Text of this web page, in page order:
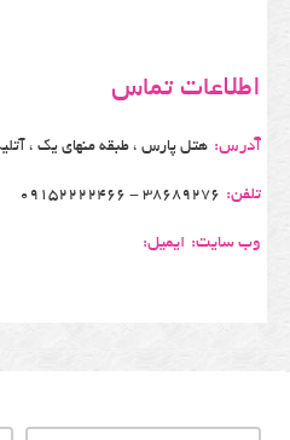
اطلاعات تماس
آدرس: هتل پارس ، طبقه منهای یک ،
تلفن: 38689276 - 09152222466
وب سایت: ایمیل: